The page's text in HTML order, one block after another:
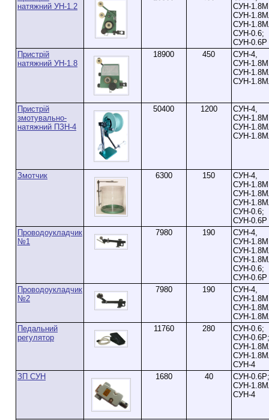
натяжний УН-1.2
СУН-
СУН-
СУН-
СУН-0.6;
СУН-0.6Р
Пристрій
натяжний УН-1.8
18900 450
СУН-4,
СУН-
СУН-
СУН-
Пристрій
змотувально-
натяжний ПЗН-4
50400 1200
СУН-4,
СУН-
СУН-
СУН-
Змотчик 6300 150
СУН-4,
СУН-
СУН-
СУН-
СУН-0.6;
СУН-0.6Р
Проводоукладчик
№1
7980 190
СУН-4,
СУН-
СУН-
СУН-
СУН-0.6;
СУН-0.6Р
Проводоукладчик
№2
7980 190
СУН-4,
СУН-
СУН-
СУН-
Педальний
регулятор
11760 280
СУН-0.6;
СУН-0.6P;
СУН-
СУН-
СУН-4
ЗП СУН
1680 40
СУН-0.6Р;
СУН-
СУН-4